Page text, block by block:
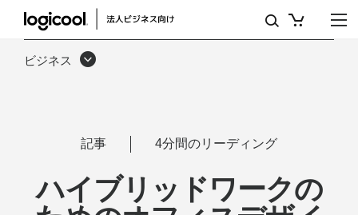
ホ
ワビジネス
記事 4分間のリーディング
ハイブリッドワークの